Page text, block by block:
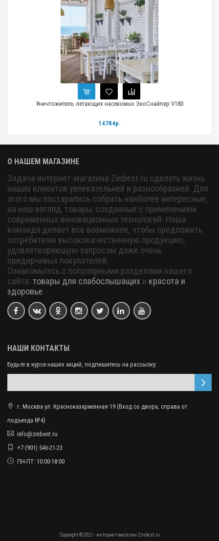
Уничтожитель летающих насекомых ЭкоСнайпер V18D
14784р.
О НАШЕМ МАГАЗИНЕ
Задача интернет-магазина Zinbest.ru сделать жизнь
наших клиентов увлекательней и разнообразней. Для
этого мы постарались собрать наиболее интересные,
на наш взгляд, товары, созданные с применением
современных инновационных технологий. Наша
команда делает все возможное, чтобы предложить
потребителю высококачественную продукцию,
удовлетворяющую запросам даже очень
придирчивых покупателей.
Ознакомьтесь с популярными разделами нашего
сайта: товары для слабослышащих и красота и
здоровье.
НАШИ КОНТАКТЫ
Будьте в курсе наших акций, подпишитесь на рассылку:
г. Москва ул. Красноказарменная 19 (Вход со двора, справа от
подъезда №4)
info@zinbest.ru
+7 (901) 546-21-23
ПН-ПТ: 10:00-18:00
Copyright © 2021 - интернет-магазин Zinbest.ru